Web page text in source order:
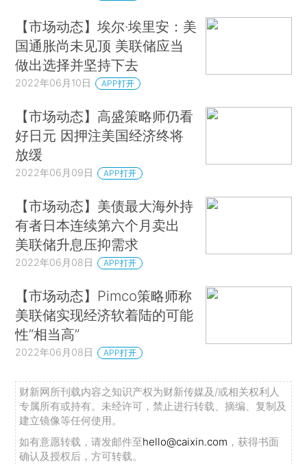
【市场动态】埃尔·埃里安：美
国通胀尚未见顶 美联储应当
做出选择并坚持下去
2022年06月10日 APP打开
【市场动态】高盛策略师仍看
好日元 因押注美国经济终将
放缓
2022年06月09日 APP打开
【市场动态】美债最大海外持
有者日本连续第六个月卖出
美联储升息压抑需求
2022年06月08日 APP打开
【市场动态】Pimco策略师称
美联储实现经济软着陆的可能
性“相当高”
2022年06月08日 APP打开
财新网所刊载内容之知识产权为财新传媒及/或相关权利人
专属所有或持有。未经许可，禁止进行转载、摘编、复制及
建立镜像等任何使用。
如有意愿转载，请发邮件至hello@caixin.com ，获得书面
确认及授权后，方可转载。